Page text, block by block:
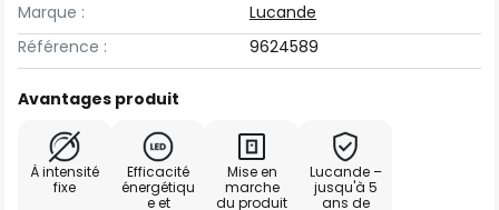
Marque :
Lucande
Référence :
9624589
Avantages produit
À intensité
fixe
Efficacité
énergétiqu
e et
Mise en
marche
du produit
Lucande –
jusqu'à 5
ans de